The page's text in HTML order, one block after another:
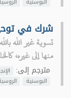
شرك في
تسوية غير الله
منها إلى غيره،
مترجم إلى:
البوسنية